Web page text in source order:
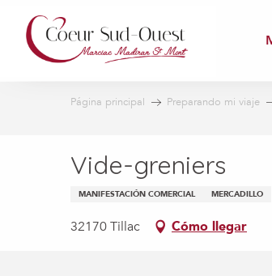
contenu
principal
Página principal Preparando mi viaje
Vide-greniers
MANIFESTACIÓN COMERCIAL MERCADILLO
32170 Tillac Cómo llegar